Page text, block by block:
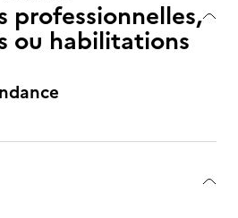
ou habilitations